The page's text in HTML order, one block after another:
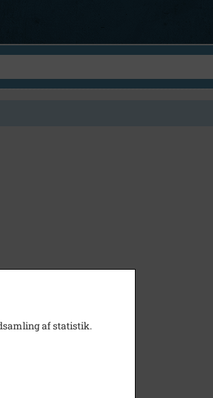
af statistik.